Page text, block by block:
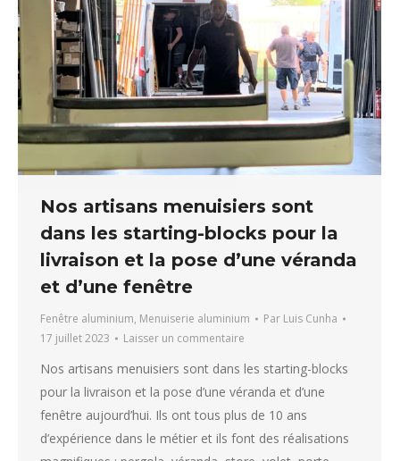
Nos artisans menuisiers sont
dans les starting-blocks pour la
livraison et la pose d’une véranda
et d’une fenêtre
Fenêtre aluminium, Menuiserie aluminium Par Luis Cunha
17 juillet 2023
Laisser un commentaire
Nos artisans menuisiers sont dans les starting-blocks
pour la livraison et la pose d’une véranda et d’une
fenêtre aujourd’hui. Ils ont tous plus de 10 ans
d’expérience dans le métier et ils font des réalisations